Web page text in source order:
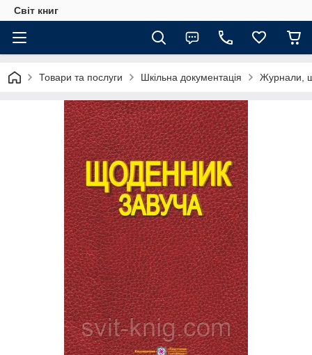
Світ книг
Товари та послуги Шкільна документація Журнали,